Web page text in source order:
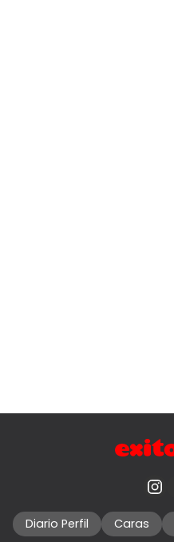
Diario Perfil Caras